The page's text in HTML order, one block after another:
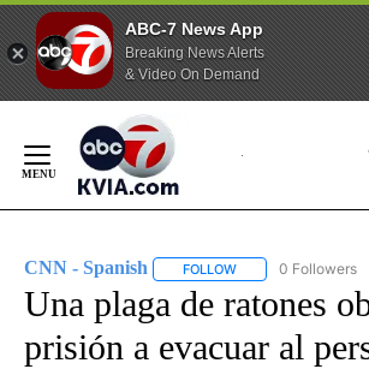
ABC-7 News App
Breaking News Alerts
& Video On Demand
Content
CNN - Spanish FOLLOW FOLLOW "CNN -
0 Followers
Una plaga de ratones
prisión a evacuar al